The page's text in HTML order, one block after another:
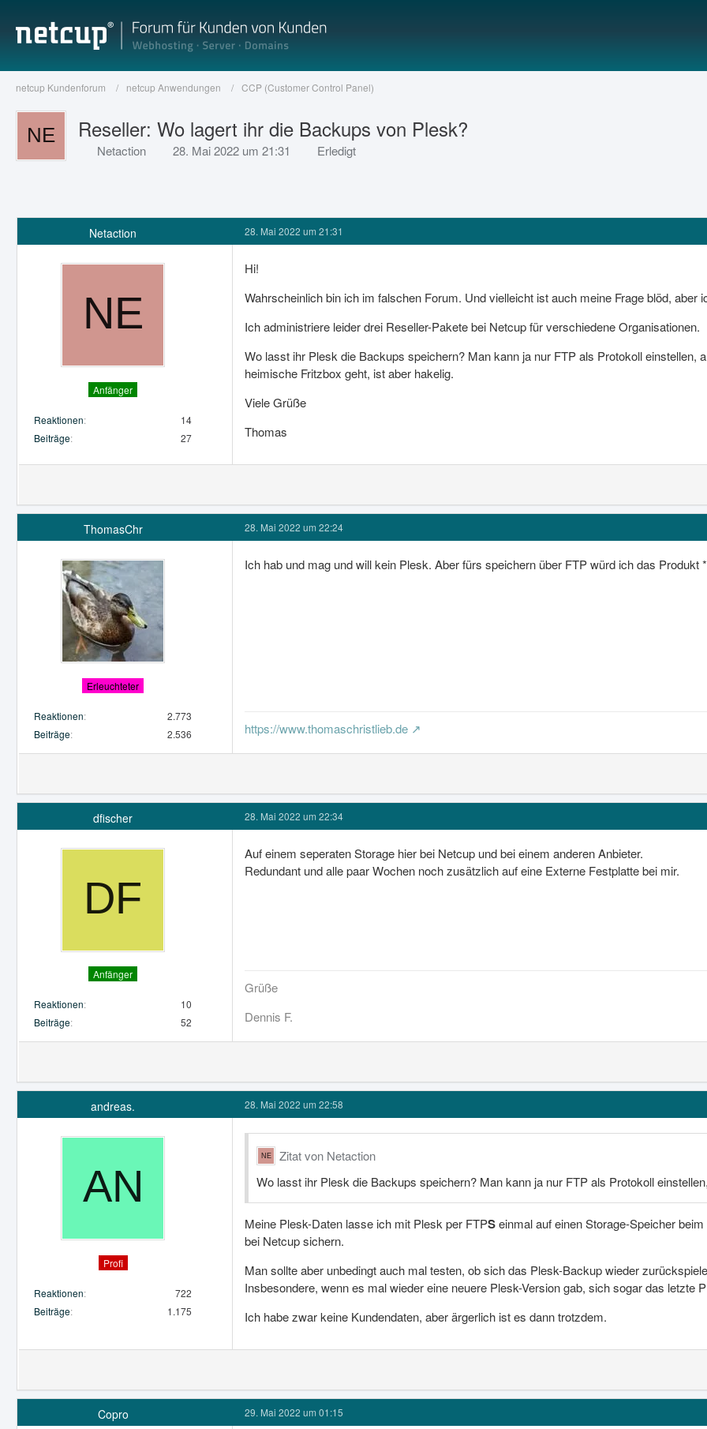
netcup Kundenforum netcup Anwendungen CCP (Customer Control Panel)
Reseller: Wo lagert ihr die Backups von Plesk?
Netaction 28. Mai 2022 um 21:31 Erledigt
Netaction
Anfänger
Reaktionen
14
Beiträge
27
28. Mai 2022 um 21:31
Hi!
Wahrscheinlich bin ich im falschen Forum. Und vielleicht ist auch meine Frage blöd, aber
Ich administriere leider drei Reseller-Pakete bei Netcup für verschiedene Organisationen.
Wo lasst ihr Plesk die Backups speichern? Man kann ja nur FTP als Protokoll einstellen,
heimische Fritzbox geht, ist aber hakelig.
Viele Grüße
Thomas
ThomasChr
Erleuchteter
Reaktionen
2.773
Beiträge
2.536
28. Mai 2022 um 22:24
Ich hab und mag und will kein Plesk. Aber fürs speichern über FTP würd ich das
https://www.thomaschristlieb.de
dfischer
Anfänger
Reaktionen
10
Beiträge
52
28. Mai 2022 um 22:34
Auf einem seperaten Storage hier bei Netcup und bei einem anderen Anbieter.
Redundant und alle paar Wochen noch zusätzlich auf eine Externe Festplatte bei mir.
Grüße
Dennis F.
andreas.
Profi
Reaktionen
722
Beiträge
1.175
28. Mai 2022 um 22:58
Zitat von Netaction
Wo lasst ihr Plesk die Backups speichern? Man kann ja nur FTP als Protokoll
Meine Plesk-Daten lasse ich mit Plesk per FTPSeinmal auf einen Storage-Speicher
bei Netcup sichern.
Man sollte aber unbedingt auch mal testen, ob sich das Plesk-Backup wieder
Insbesondere, wenn es mal wieder eine neuere Plesk-Version gab, sich sogar das letzte
Ich habe zwar keine Kundendaten, aber ärgerlich ist es dann trotzdem.
Copro 29. Mai 2022 um 01:15